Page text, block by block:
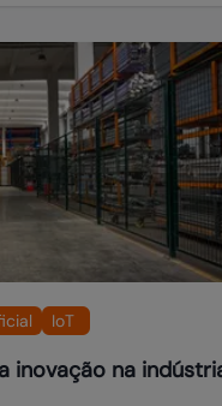
IoT
inovação na